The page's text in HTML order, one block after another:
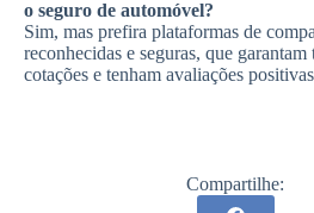
o seguro de automóvel?
Sim, mas prefira plataformas de
reconhecidas e seguras, que garantam
cotações e tenham avaliações
Compartilhe: